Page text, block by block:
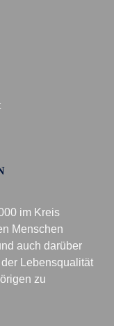
im Kreis
Menschen
auch darüber
Lebensqualität
zu